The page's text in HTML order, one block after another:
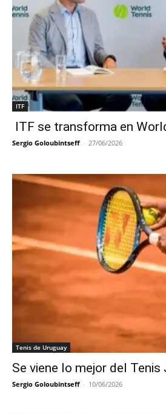
ITF
ITF se transforma en
Sergio Goloubintseff - 27/06/2026
Tenis de Uruguay
Se viene lo mejor del Tenis
Sergio Goloubintseff - 10/06/2026